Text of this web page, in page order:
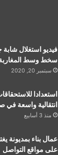
فيديو استغلال
سخط وسط
سبتمبر 20, 2020
استعدادا
انتقالية واسعة
منذ 3 أسابيع
عمال بناء بمديونة
على مواقع التواصل